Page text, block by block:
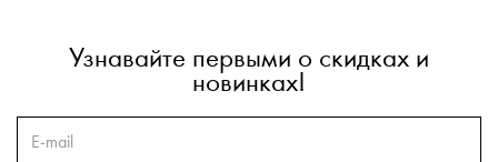
Узнавайте первыми о скидках и
новинках!